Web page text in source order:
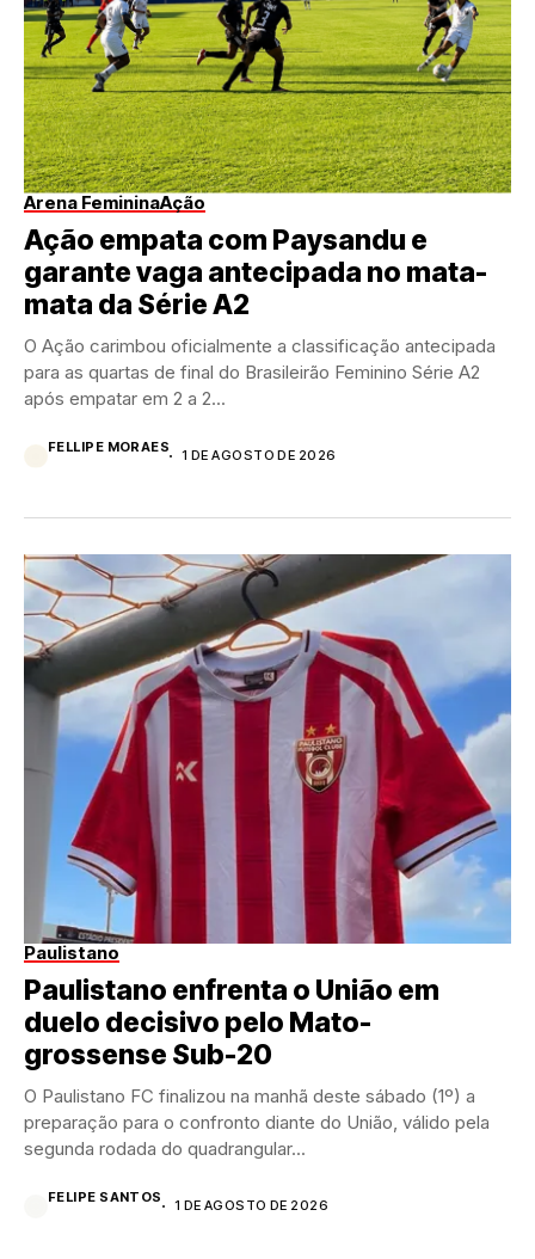
Arena FemininaAção
Ação empata com Paysandu e
garante vaga antecipada no mata-
mata da Série A2
O Ação carimbou oficialmente a classificação antecipada
para as quartas de final do Brasileirão Feminino Série A2
após empatar em 2 a 2...
FELLIPE MORAES
1 DE AGOSTO DE 2026
Paulistano
Paulistano enfrenta o União em
duelo decisivo pelo Mato-
grossense Sub-20
O Paulistano FC finalizou na manhã deste sábado (1º) a
preparação para o confronto diante do União, válido pela
segunda rodada do quadrangular...
FELIPE SANTOS
1 DE AGOSTO DE 2026